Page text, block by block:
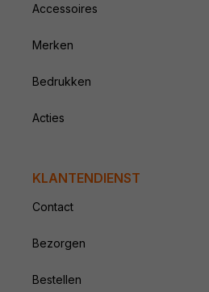
Accessoires
Merken
Bedrukken
Acties
KLANTENDIENST
Contact
Bezorgen
Bestellen